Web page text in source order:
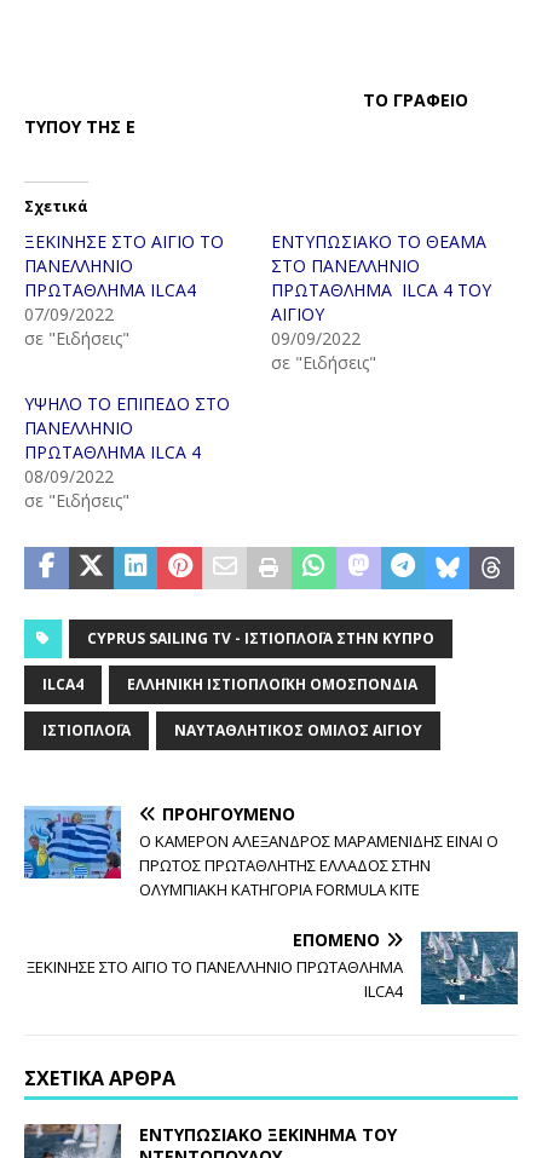
ΤΟ ΓΡΑΦΕΙΟ
ΤΥΠΟΥ ΤΗΣ Ε
Σχετικά
ΞΕΚΙΝΗΣΕ ΣΤΟ ΑΙΓΙΟ ΤΟ
ΠΑΝΕΛΛΗΝΙΟ
ΠΡΩΤΑΘΛΗΜΑ ILCA4
07/09/2022
σε "Ειδήσεις"
ΕΝΤΥΠΩΣΙΑΚΟ ΤΟ ΘΕΑΜΑ
ΣΤΟ ΠΑΝΕΛΛΗΝΙΟ
ΠΡΩΤΑΘΛΗΜΑ ILCA 4 ΤΟΥ
ΑΙΓΙΟΥ
09/09/2022
σε "Ειδήσεις"
ΥΨΗΛΟ ΤΟ ΕΠΙΠΕΔΟ ΣΤΟ
ΠΑΝΕΛΛΗΝΙΟ
ΠΡΩΤΑΘΛΗΜΑ ILCA 4
08/09/2022
σε "Ειδήσεις"
CYPRUS SAILING TV - ΙΣΤΙΟΠΛΟΪ́Α ΣΤΗΝ ΚΎΠΡΟ
ILCA4 ΕΛΛΗΝΙΚΉ ΙΣΤΙΟΠΛΟΪΚΉ ΟΜΟΣΠΟΝΔΊΑ
ΙΣΤΙΟΠΛΟΪ́Α ΝΑΥΤΑΘΛΗΤΙΚΌΣ ΌΜΙΛΟΣ ΑΙΓΊΟΥ
ΠΡΟΗΓΟΎΜΕΝΟ
Ο ΚΑΜΕΡΟΝ ΑΛΕΞΑΝΔΡΟΣ ΜΑΡΑΜΕΝΙΔΗΣ ΕΙΝΑΙ Ο
ΠΡΩΤΟΣ ΠΡΩΤΑΘΛΗΤΗΣ ΕΛΛΑΔΟΣ ΣΤΗΝ
ΟΛΥΜΠΙΑΚΗ ΚΑΤΗΓΟΡΙΑ FORMULA KITE
ΕΠΌΜΕΝΟ
ΞΕΚΙΝΗΣΕ ΣΤΟ ΑΙΓΙΟ ΤΟ ΠΑΝΕΛΛΗΝΙΟ ΠΡΩΤΑΘΛΗΜΑ
ILCA4
ΣΧΕΤΙΚΆ ΆΡΘΡΑ
ΕΝΤΥΠΩΣΙΑΚΟ ΞΕΚΙΝΗΜΑ ΤΟΥ